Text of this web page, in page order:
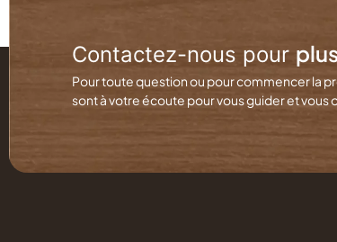
Contactez-nous pour
Pour toute question ou pour commencer la
sont à votre écoute pour vous guider et